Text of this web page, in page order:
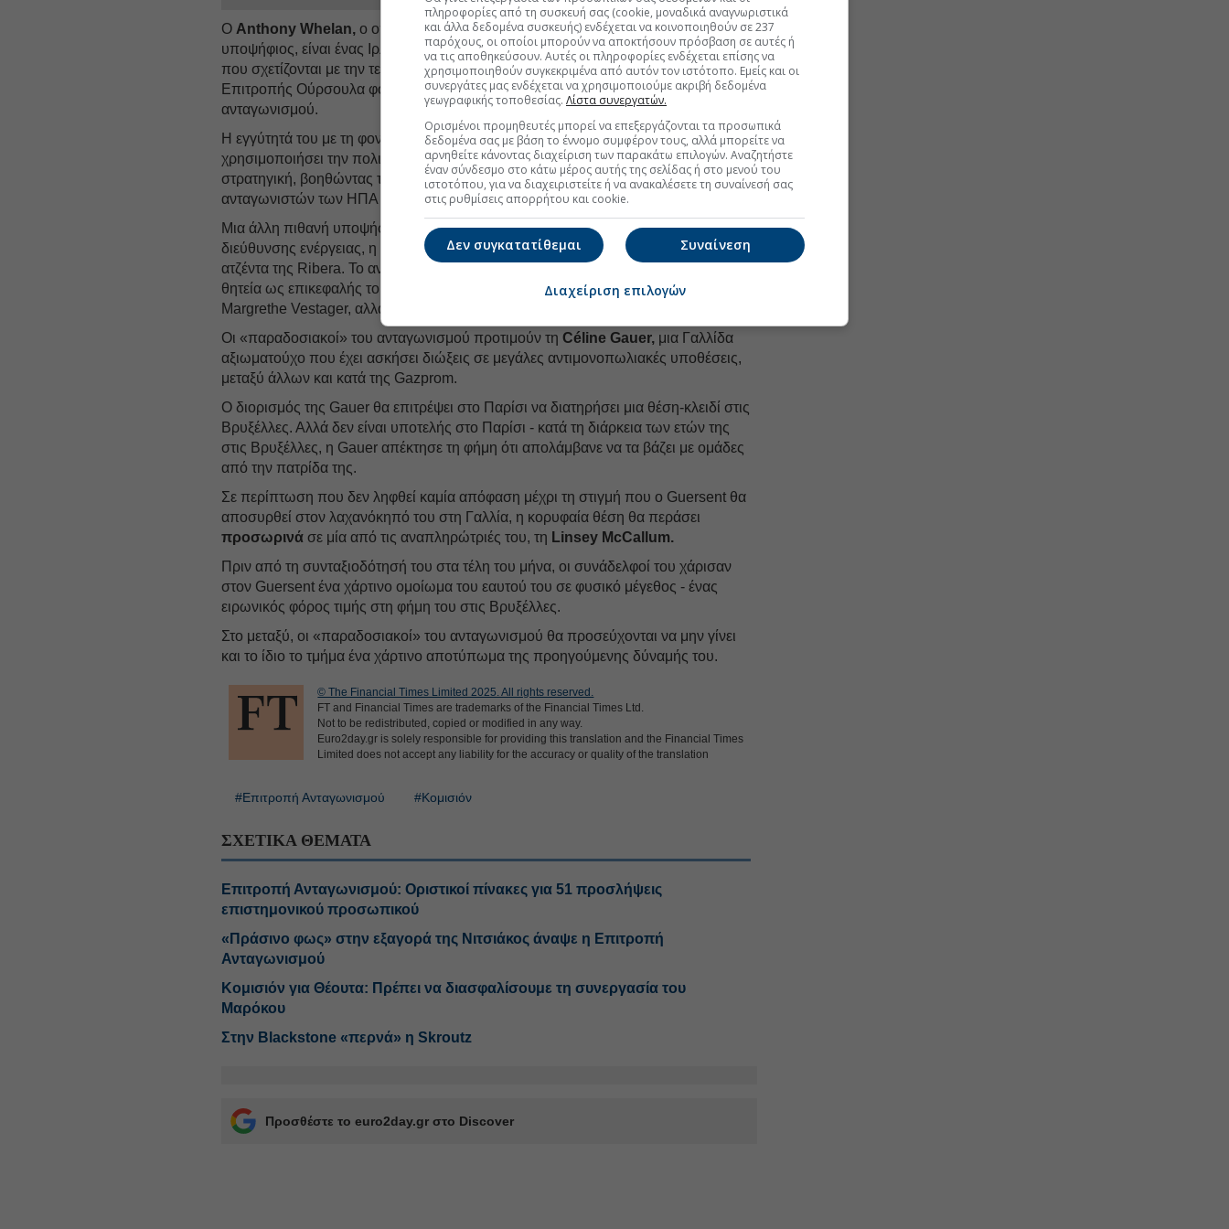
Ο Anthony Whelan, ο οποίος θεωρείται από καιρό ως επικρατέστερος
υποψήφιος, είναι ένας Ιρλανδός αξιωματούχος με μεγάλη εμπειρία σε πολιτικές
που σχετίζονται με την τεχνολογία, ο οποίος συμβούλευε την πρόεδρο της
Επιτροπής Ούρσουλα φον ντερ Λάιεν σε θέματα ψηφιακής τεχνολογίας και
ανταγωνισμού.
Η εγγύτητά του με τη φον ντερ Λάιεν υποδηλώνει την προθυμία του να
χρησιμοποιήσει την πολιτική ανταγωνισμού ωςμοχλόγια τη βιομηχανική
στρατηγική, βοηθώντας τις ευρωπαϊκές εταιρείες να αναβαθμιστούν έναντι των
ανταγωνιστών των ΗΠΑ και της Κίνας.
Μια άλλη πιθανή υποψήφια είναι ηDitte Juul Jørgensen,νυν επικεφαλής της
διεύθυνσης ενέργειας, η οποία θα μπορούσε να ευθυγραμμιστεί με την πράσινη
ατζέντα της Ribera. Το αντιμονοπωλιακό ιστορικό της Jørgensen περιλαμβάνει μια
θητεία ως επικεφαλής του γραφείου της πρώην επικεφαλής του ανταγωνισμού
Margrethe Vestager, αλλά δεν έχει βαθιές ρίζες στη DG Comp.
Οι «παραδοσιακοί» του ανταγωνισμού προτιμούν τηCéline Gauer, μια Γαλλίδα
αξιωματούχο που έχει ασκήσει διώξεις σε μεγάλες αντιμονοπωλιακές υποθέσεις,
μεταξύ άλλων και κατά της Gazprom.
Ο διορισμός της Gauer θα επιτρέψει στο Παρίσι να διατηρήσει μια θέση-κλειδί στις
Βρυξέλλες. Αλλά δεν είναι υποτελής στο Παρίσι - κατά τη διάρκεια των ετών της
στις Βρυξέλλες, η Gauer απέκτησε τη φήμη ότι απολάμβανε να τα βάζει με ομάδες
από την πατρίδα της.
Σε περίπτωση που δεν ληφθεί καμία απόφαση μέχρι τη στιγμή που ο Guersent θα
αποσυρθεί στον λαχανόκηπό του στη Γαλλία, η κορυφαία θέση θα περάσει
προσωρινά σε μία από τις αναπληρώτριές του, τη Linsey McCallum.
Πριν από τη συνταξιοδότησή του στα τέλη του μήνα, οι συνάδελφοί του χάρισαν
στον Guersent ένα χάρτινο ομοίωμα του εαυτού του σε φυσικό μέγεθος - ένας
ειρωνικός φόρος τιμής στη φήμη του στις Βρυξέλλες.
Στο μεταξύ, οι «παραδοσιακοί» του ανταγωνισμού θα προσεύχονται να μην γίνει
και το ίδιο το τμήμα ένα χάρτινο αποτύπωμα της προηγούμενης δύναμής του.
© The Financial Times Limited 2025. All rights reserved.
FT and Financial Times are trademarks of the Financial Times Ltd.
Not to be redistributed, copied or modified in any way.
Euro2day.gr is solely responsible for providing this translation and the Financial Times
Limited does not accept any liability for the accuracy or quality of the translation
#Επιτροπή Ανταγωνισμού #Κομισιόν
ΣΧΕΤΙΚΑ ΘΕΜΑΤΑ
Επιτροπή Ανταγωνισμού: Οριστικοί πίνακες για 51 προσλήψεις
επιστημονικού προσωπικού
«Πράσινο φως» στην εξαγορά της Νιτσιάκος άναψε η Επιτροπή
Ανταγωνισμού
Κομισιόν για Θέουτα: Πρέπει να διασφαλίσουμε τη συνεργασία του
Μαρόκου
Στην Blackstone «περνά» η Skroutz
Προσθέστε το euro2day.gr στο Discover
πληροφορίες από τη συσκευή σας (cookie, μοναδικά αναγνωριστικά
και άλλα δεδομένα συσκευής) ενδέχεται να κοινοποιηθούν σε 237
παρόχους, οι οποίοι μπορούν να αποκτήσουν πρόσβαση σε αυτές ή
να τις αποθηκεύσουν. Αυτές οι πληροφορίες ενδέχεται επίσης να
χρησιμοποιηθούν συγκεκριμένα από αυτόν τον ιστότοπο. Εμείς και οι
συνεργάτες μας ενδέχεται να χρησιμοποιούμε ακριβή δεδομένα
γεωγραφικής τοποθεσίας. Λίστα συνεργατών.
Ορισμένοι προμηθευτές μπορεί να επεξεργάζονται τα προσωπικά
δεδομένα σας με βάση το έννομο συμφέρον τους, αλλά μπορείτε να
αρνηθείτε κάνοντας διαχείριση των παρακάτω επιλογών. Αναζητήστε
έναν σύνδεσμο στο κάτω μέρος αυτής της σελίδας ή στο μενού του
ιστοτόπου, για να διαχειριστείτε ή να ανακαλέσετε τη συναίνεσή σας
στις ρυθμίσεις απορρήτου και cookie.
Συναίνεση
Δεν συγκατατίθεμαι
Διαχείριση επιλογών